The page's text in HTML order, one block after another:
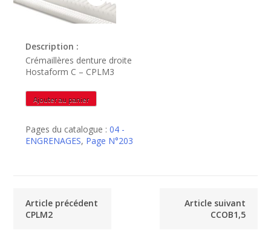
Description :
Crémaillères denture droite
Hostaform C – CPLM3
quantité
de
Ajouter au panier
Pages du catalogue :04 -
ENGRENAGES, Page N°203
Article précédent
CPLM2
Article suivant
CCOB1,5